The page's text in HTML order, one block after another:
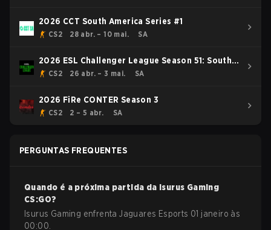
2026 CCT South America Series #1
CS2 28 abr. – 10 mai. SA
2026 ESL Challenger League Season 51: South
America - Cup #4
CS2 26 abr. – 3 mai. SA
2026 FiRe CONTER Season 3
CS2 2 – 5 abr. SA
PERGUNTAS FREQUENTES
Quando é a próxima partida da Isurus Gaming
CS:GO?
Isurus Gaming enfrenta Jaguares Esports 01 janeiro às
00:00.